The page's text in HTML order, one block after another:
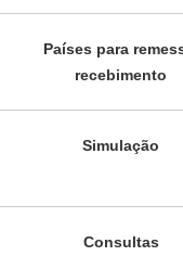
Países para
recebimento
Simulação
Consultas